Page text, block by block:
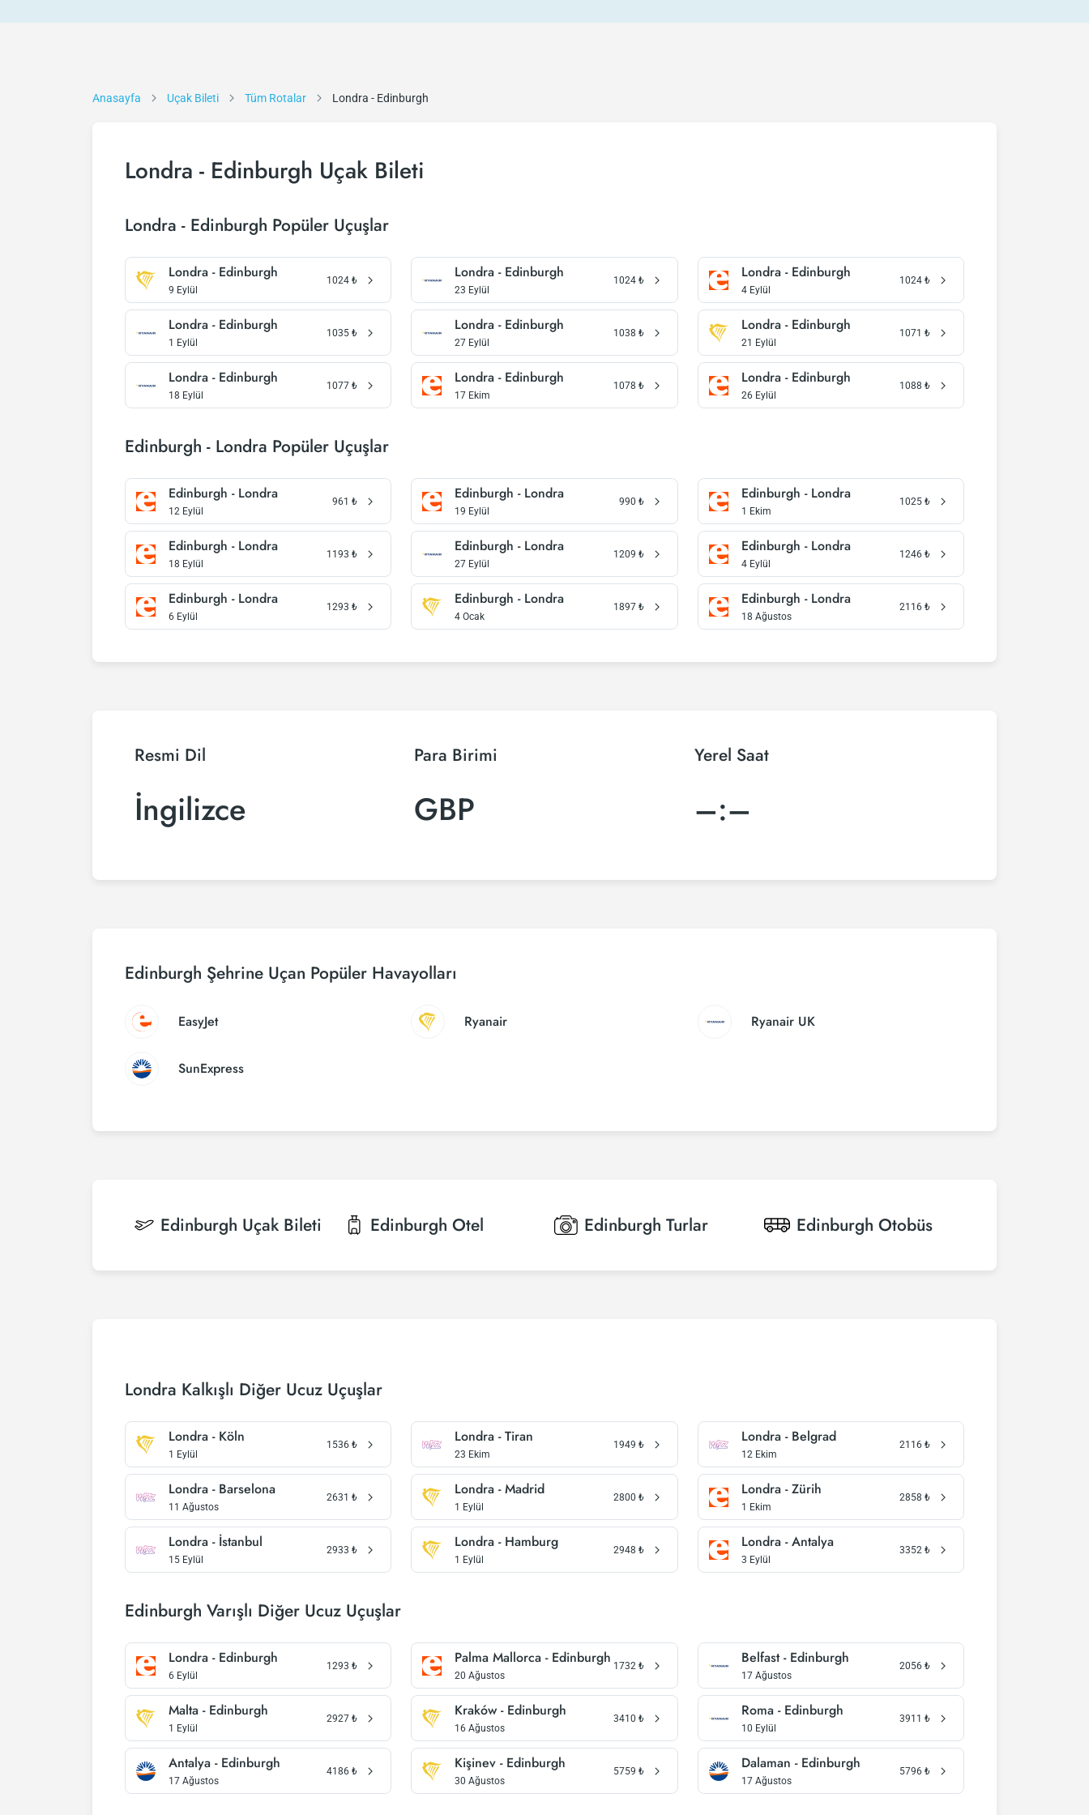
Anasayfa Uçak Bileti Tüm Rotalar Londra - Edinburgh
Londra - Edinburgh Uçak Bileti
Londra - Edinburgh Popüler Uçuşlar
Londra - Edinburgh
9 Eylül
1024 ₺ Londra - Edinburgh
23 Eylül
1024 ₺ Londra - Edinburgh
4 Eylül
1024 ₺
Londra - Edinburgh
1 Eylül
1035 ₺ Londra - Edinburgh
27 Eylül
1038 ₺ Londra - Edinburgh
21 Eylül
1071 ₺
Londra - Edinburgh
18 Eylül
1077 ₺ Londra - Edinburgh
17 Ekim
1078 ₺ Londra - Edinburgh
26 Eylül
1088 ₺
Edinburgh - Londra Popüler Uçuşlar
Edinburgh - Londra
12 Eylül
961 ₺ Edinburgh - Londra
19 Eylül
990 ₺ Edinburgh - Londra
1 Ekim
1025 ₺
Edinburgh - Londra
18 Eylül
1193 ₺ Edinburgh - Londra
27 Eylül
1209 ₺ Edinburgh - Londra
4 Eylül
1246 ₺
Edinburgh - Londra
6 Eylül
1293 ₺ Edinburgh - Londra
4 Ocak
1897 ₺ Edinburgh - Londra
18 Ağustos
2116 ₺
Resmi Dil
İngilizce
Para Birimi
GBP
Yerel Saat
–:–
Edinburgh Şehrine Uçan Popüler Havayolları
EasyJet Ryanair Ryanair UK
SunExpress
Edinburgh Uçak Bileti Edinburgh Otel Edinburgh Turlar Edinburgh Otobüs
Londra Kalkışlı Diğer Ucuz Uçuşlar
Londra - Köln
1 Eylül
1536 ₺ Londra - Tiran
23 Ekim
1949 ₺ Londra - Belgrad
12 Ekim
2116 ₺
Londra - Barselona
11 Ağustos
2631 ₺ Londra - Madrid
1 Eylül
2800 ₺ Londra - Zürih
1 Ekim
2858 ₺
Londra - İstanbul
15 Eylül
2933 ₺ Londra - Hamburg
1 Eylül
2948 ₺ Londra - Antalya
3 Eylül
3352 ₺
Edinburgh Varışlı Diğer Ucuz Uçuşlar
Londra - Edinburgh
6 Eylül
1293 ₺ Palma Mallorca - Edinburgh
20 Ağustos
1732 ₺ Belfast - Edinburgh
17 Ağustos
2056 ₺
Malta - Edinburgh
1 Eylül
2927 ₺ Kraków - Edinburgh
16 Ağustos
3410 ₺ Roma - Edinburgh
10 Eylül
3911 ₺
Antalya - Edinburgh
17 Ağustos
4186 ₺ Kişinev - Edinburgh
30 Ağustos
5759 ₺ Dalaman - Edinburgh
17 Ağustos
5796 ₺